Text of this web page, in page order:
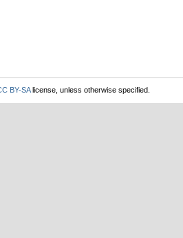
BY-SAlicense, unless otherwise specified.